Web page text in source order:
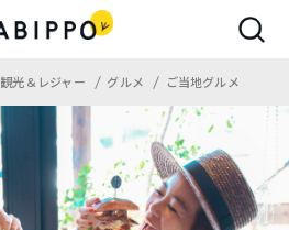
観光＆レジャー グルメ ご当地グルメ